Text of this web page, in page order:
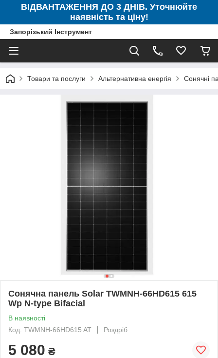
ВІДВАНТАЖЕННЯ ДО 3 ДНІВ. Уточнюйте
наявність та ціну!
Запорізький Інструмент
Товари та послуги Альтернативна енергія Сонячні
Сонячна панель Solar TWMNH-66HD615 615
Wp N-type Bifacial
В наявності
Код: TWMNH-66HD615 AT
Роздріб
5 080 ₴